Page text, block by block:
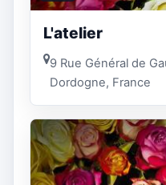
L'atelier
9 Rue Général de
Dordogne, France